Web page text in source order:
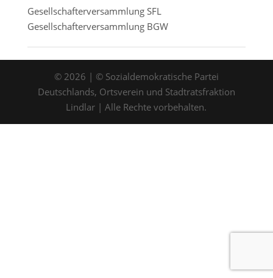
Gesellschafterversammlung SFL
Gesellschafterversammlung BGW
© 2026 | © Sozialdemokratische Partei
Deutschlands, Ortsverein und Stadtratsfraktion
Lindlar | Alle Rechte vorbehalten.